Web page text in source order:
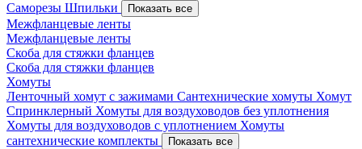
Саморезы Шпильки Показать все
Межфланцевые ленты
Межфланцевые ленты
Скоба для стяжки фланцев
Скоба для стяжки фланцев
Хомуты
Ленточный хомут с зажимами Сантехнические хомуты Хомут
Спринклерный Хомуты для воздуховодов без уплотнения
Хомуты для воздуховодов с уплотнением Хомуты
сантехнические комплекты
Показать все